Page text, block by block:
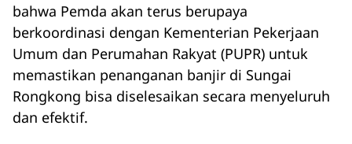
bahwa Pemda akan terus berupaya
berkoordinasi dengan Kementerian Pekerjaan
Umum dan Perumahan Rakyat (PUPR) untuk
memastikan penanganan banjir di Sungai
Rongkong bisa diselesaikan secara menyeluruh
dan efektif.